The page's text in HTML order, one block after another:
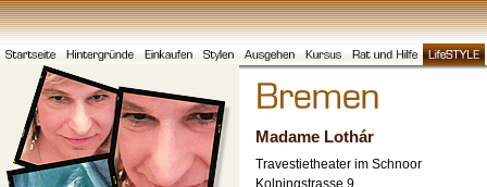
Madame Lothár
Travestietheater im Schnoor
Kolpingstrasse 9